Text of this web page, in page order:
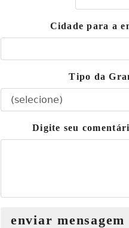
Cidade para a
Tipo da
Digite seu
enviar mensagem